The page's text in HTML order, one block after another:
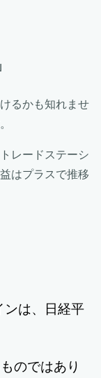
るかも知れませ
レードステーシ
はプラスで推移
は、日経平
のではあり